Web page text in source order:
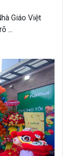
Giáo Việt
...